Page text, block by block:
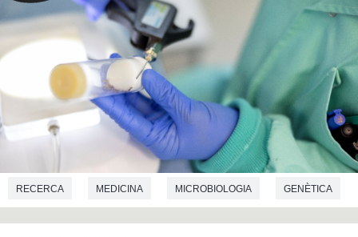
RECERCA MEDICINA MICROBIOLOGIA GENÈTICA